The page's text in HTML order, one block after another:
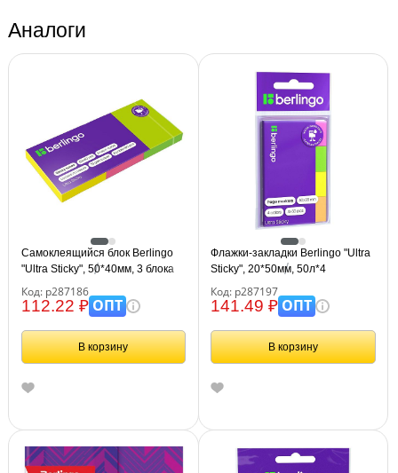
Аналоги
Самоклеящийся блок Berlingo
"Ultra Sticky", 50*40мм, 3 блока
Код: р287186
112.22 ₽ОПТ
В корзину
Флажки-закладки Berlingo "Ultra
Sticky", 20*50мм, 50л*4
Код: р287197
141.49 ₽ОПТ
В корзину